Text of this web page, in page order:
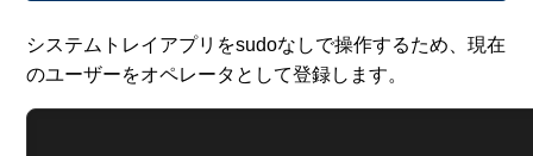
システムトレイアプリをsudoなしで操作するため、現在
のユーザーをオペレータとして登録します。